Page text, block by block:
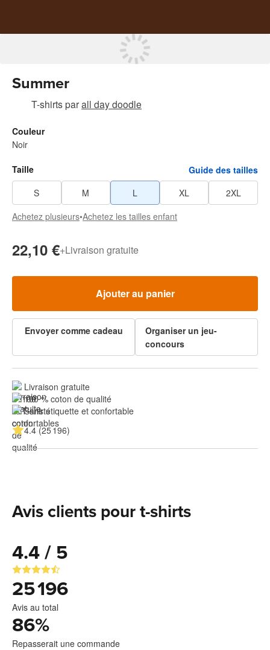
Summer
T-shirtsparall day doodle
Couleur
Noir
Taille
Guide des tailles
S
M L XL
2XL
Achetez plusieurs•Achetez les tailles enfant
22,10 €+Livraison gratuite
Ajouter au panier
Envoyer comme cadeau
Organiser un jeu-
concours
Livraison gratuite
100 % coton de qualité
Sans étiquette et confortable
4.4 (25 196)
Avis clients pour t-shirts
4.4 / 5
25 196
Avis au total
86%
Repasserait une commande